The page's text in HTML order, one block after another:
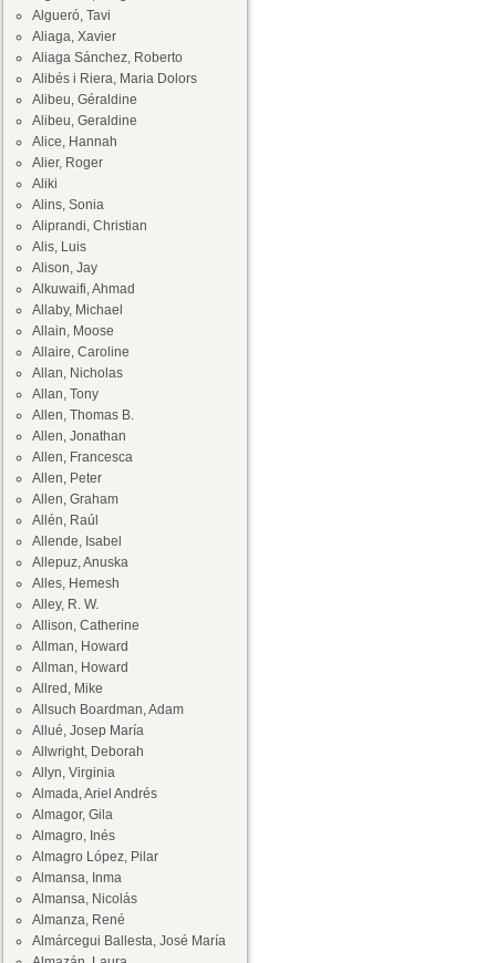
Algueró, Tavi
Aliaga, Xavier
Aliaga Sánchez, Roberto
Alibés i Riera, Maria Dolors
Alibeu, Géraldine
Alibeu, Geraldine
Alice, Hannah
Alier, Roger
Aliki
Alins, Sonia
Aliprandi, Christian
Alis, Luis
Alison, Jay
Alkuwaifi, Ahmad
Allaby, Michael
Allain, Moose
Allaire, Caroline
Allan, Nicholas
Allan, Tony
Allen, Thomas B.
Allen, Jonathan
Allen, Francesca
Allen, Peter
Allen, Graham
Allén, Raúl
Allende, Isabel
Allepuz, Anuska
Alles, Hemesh
Alley, R. W.
Allison, Catherine
Allman, Howard
Allman, Howard
Allred, Mike
Allsuch Boardman, Adam
Allué, Josep María
Allwright, Deborah
Allyn, Virginia
Almada, Ariel Andrés
Almagor, Gila
Almagro, Inés
Almagro López, Pilar
Almansa, Inma
Almansa, Nicolás
Almanza, René
Almárcegui Ballesta, José María